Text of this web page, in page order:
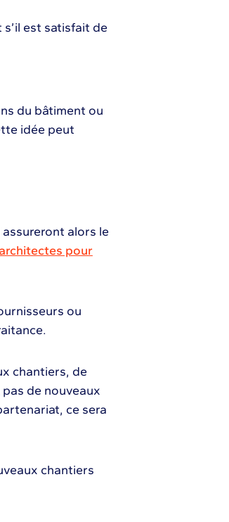
est satisfait de
du bâtiment ou
idée peut
alors le
pour
ou
chantiers, de
de nouveaux
ce sera
chantiers